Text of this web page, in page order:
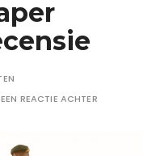
REACTIE ACHTER